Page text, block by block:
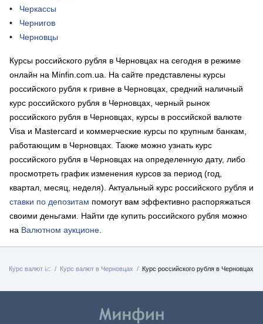
Черкассы
Чернигов
Черновцы
Курсы российского рубля в Черновцах на сегодня в режиме
онлайн на Minfin.com.ua. На сайте представлены курсы
российского рубля к гривне в Черновцах, средний наличный
курс российского рубля в Черновцах, черный рынок
российского рубля в Черновцах, курсы в российской валюте
Visa и Mastercard и коммерческие курсы по крупным банкам,
работающим в Черновцах. Также можно узнать курс
российского рубля в Черновцах на определенную дату, либо
просмотреть график изменения курсов за период (год,
квартал, месяц, неделя). Актуальный курс российского рубля и
ставки по депозитам помогут вам эффективно распоряжаться
своими деньгами. Найти где купить российского рубля можно
на Валютном аукционе
Курс валют 📈 Курс валют в Черновцах Курс российского рубля в Черновцах